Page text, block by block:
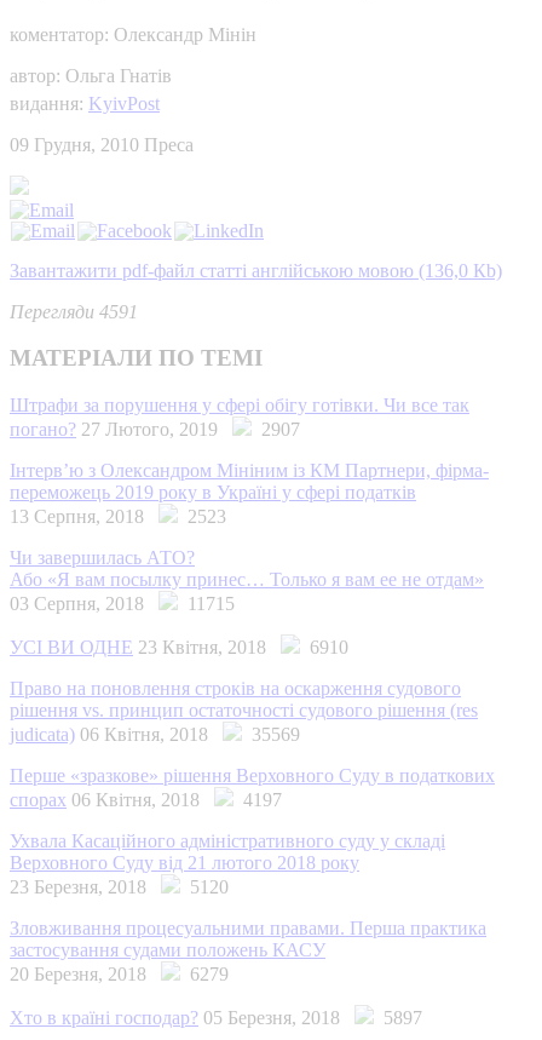
коментатор: Олександр Мінін
автор: Ольга Гнатів
видання: KyivPost
09 Грудня, 2010 Преса
Завантажити pdf-файл статті англійською мовою (136,0 Кb)
Перегляди 4591
МАТЕРІАЛИ ПО ТЕМІ
Штрафи за порушення у сфері обігу готівки. Чи все так
погано? 27 Лютого, 2019
2907
Інтерв’ю з Олександром Мініним із КМ Партнери, фірма-
переможець 2019 року в Україні у сфері податків
13 Серпня, 2018
2523
Чи завершилась АТО?
Або «Я вам посылку принес… Только я вам ее не отдам»
03 Серпня, 2018
11715
УСІ ВИ ОДНЕ 23 Квітня, 2018
6910
Право на поновлення строків на оскарження судового
рішення vs. принцип остаточності судового рішення (res
judicata) 06 Квітня, 2018
35569
Перше «зразкове» рішення Верховного Суду в податкових
спорах 06 Квітня, 2018
4197
Ухвала Касаційного адміністративного суду у складі
Верховного Суду від 21 лютого 2018 року
23 Березня, 2018
5120
Зловживання процесуальними правами. Перша практика
застосування судами положень КАСУ
20 Березня, 2018
6279
Хто в країні господар? 05 Березня, 2018
5897